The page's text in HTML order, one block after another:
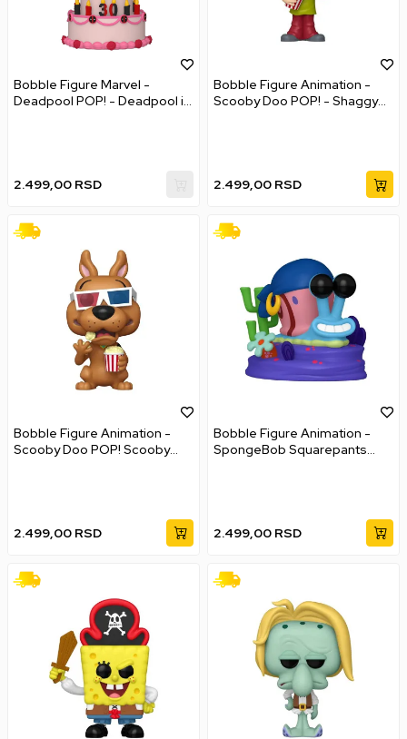
Bobble Figure Marvel -
Deadpool POP! - Deadpool in
2.499,00 RSD
Bobble Figure Animation -
Scooby Doo POP! - Shaggy
2.499,00 RSD
Bobble Figure Animation -
Scooby Doo POP! Scooby
2.499,00 RSD
Bobble Figure Animation -
SpongeBob Squarepants
2.499,00 RSD